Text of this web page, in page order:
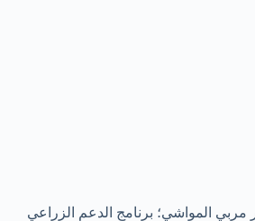
المواشي؛ برنامج الدعم الزراعي